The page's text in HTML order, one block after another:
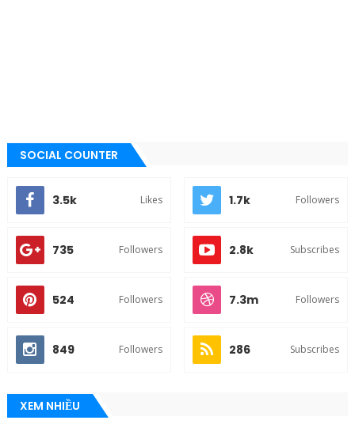
SOCIAL COUNTER
3.5k Likes 1.7k Followers
735 Followers 2.8k Subscribes
524 Followers 7.3m Followers
849 Followers 286 Subscribes
XEM NHIỀU